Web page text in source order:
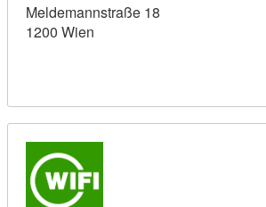
Meldemannstraße 18
1200 Wien